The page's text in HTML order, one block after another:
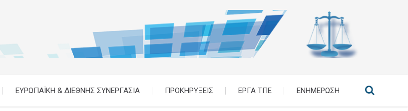
ΕΥΡΩΠΑΪΚΗ & ΔΙΕΘΝΗΣ ΣΥΝΕΡΓΑΣΙΑ ΠΡΟΚΗΡΥΞΕΙΣ ΕΡΓΑ ΤΠΕ ΕΝΗΜΕΡΩΣΗ